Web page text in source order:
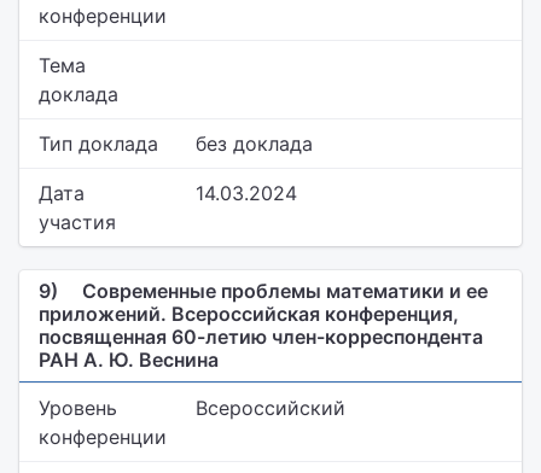
конференции
Тема
доклада
Тип доклада без доклада
Дата
участия
14.03.2024
9)
Современные проблемы математики и ее
приложений. Всероссийская конференция,
посвященная 60-летию член-корреспондента
РАН А. Ю. Веснина
Уровень
конференции
Всероссийский